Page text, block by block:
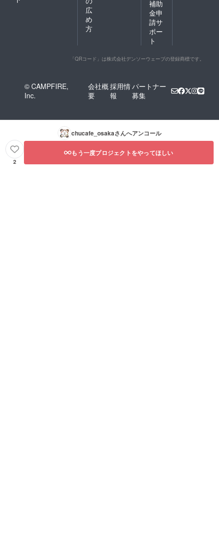
広
め
方
補助
金申
請サ
ポー
ト
「QRコード」は株式会社デンソーウェーブの登録商標です。
© CAMPFIRE,
Inc.
会社概
要
採用情
報
パートナー
募集
chucafe_osakaさんへアンコール
2
もう一度プロジェクトをやってほしい